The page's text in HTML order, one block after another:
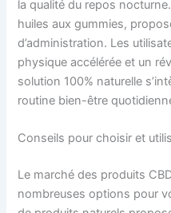
la qualité du repos
huiles aux gummies,
d’administration. Les
physique accélérée et un
solution 100% naturelle
routine bien-être
Conseils pour choisir et
Le marché des produits
nombreuses options pour